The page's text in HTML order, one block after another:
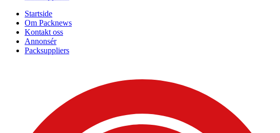
Startside
Om Packnews
Kontakt oss
Annonsér
Packsuppliers